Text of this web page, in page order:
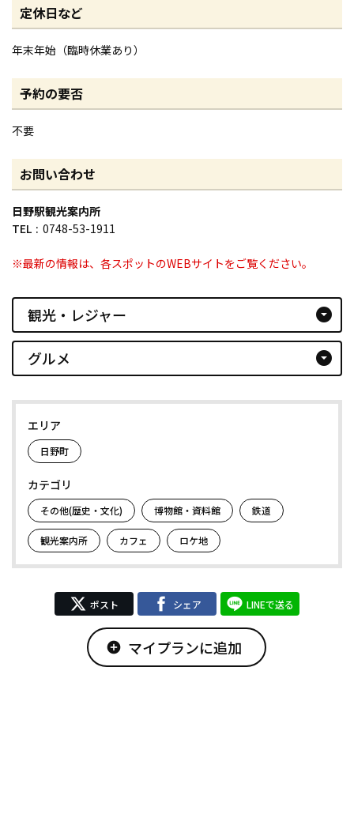
定休日など
年末年始（臨時休業あり）
予約の要否
不要
お問い合わせ
日野駅観光案内所
TEL
0748-53-1911
※最新の情報は、各スポットのWEBサイトをご覧ください。
観光・レジャー arrow_drop_down_circle
グルメ arrow_drop_down_circle
エリア
日野町
カテゴリ
その他(歴史・文化) 博物館・資料館 鉄道
観光案内所 カフェ ロケ地
ポスト シェア LINEで送る
add_circle マイプランに追加